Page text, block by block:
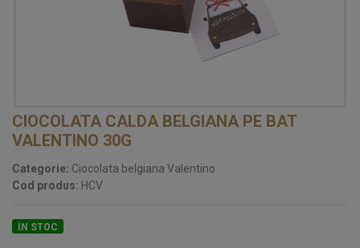
CIOCOLATA CALDA BELGIANA PE BAT
VALENTINO 30G
Categorie: Ciocolata belgiana Valentino
Cod produs: HCV
IN STOC